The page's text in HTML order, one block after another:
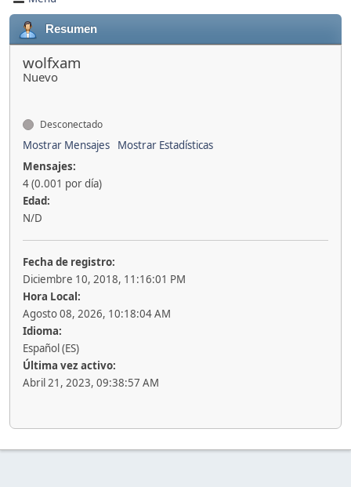
Resumen
wolfxam
Nuevo
Desconectado
Mostrar Mensajes
Mostrar Estadísticas
Mensajes:
4 (0.001 por día)
Edad:
N/D
Fecha de registro:
Diciembre 10, 2018, 11:16:01 PM
Hora Local:
Agosto 08, 2026, 10:18:04 AM
Idioma:
Español (ES)
Última vez activo:
Abril 21, 2023, 09:38:57 AM